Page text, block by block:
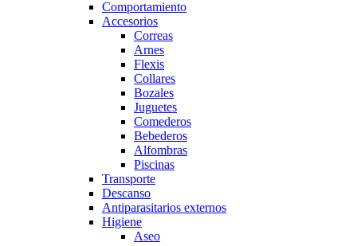
Comportamiento
Accesorios
Correas
Arnes
Flexis
Collares
Bozales
Juguetes
Comederos
Bebederos
Alfombras
Piscinas
Transporte
Descanso
Antiparasitarios externos
Higiene
Aseo